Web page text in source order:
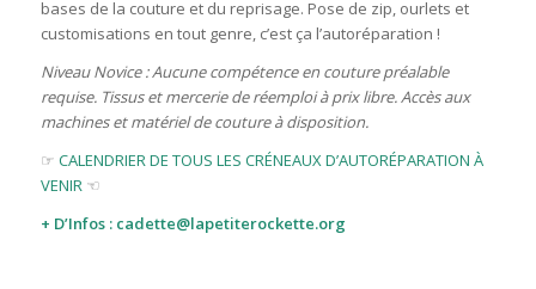
bases de la couture et du reprisage. Pose de zip, ourlets et
customisations en tout genre, c’est ça l’autoréparation !
Niveau Novice : Aucune compétence en couture préalable
requise. Tissus et mercerie de réemploi à prix libre. Accès aux
machines et matériel de couture à disposition.
☞ CALENDRIER DE TOUS LES CRÉNEAUX D’AUTORÉPARATION À
VENIR☜
+ D’Infos : cadette@lapetiterockette.org